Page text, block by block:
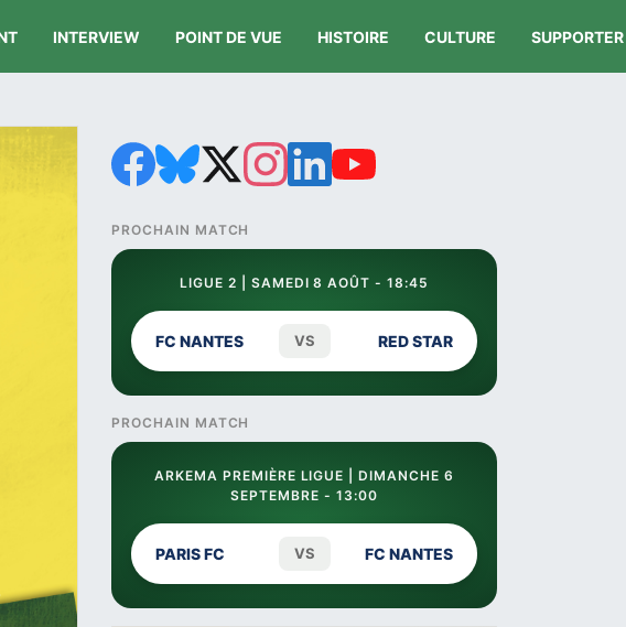
INTERVIEW POINT DE VUE HISTOIRE CULTURE SUPPORTER
PROCHAIN MATCH
LIGUE 2 | SAMEDI 8 AOÛT - 18:45
FC NANTES VS RED STAR
PROCHAIN MATCH
ARKEMA PREMIÈRE LIGUE | DIMANCHE 6
SEPTEMBRE - 13:00
PARIS FC VS FC NANTES